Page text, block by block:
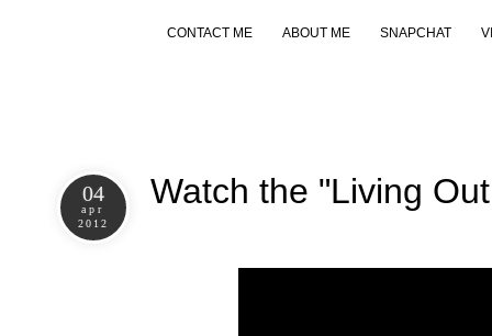
CONTACT ME ABOUT ME SNAPCHAT
04
apr
2012
Watch the "Living